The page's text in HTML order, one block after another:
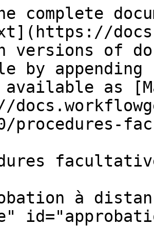
complete
versions of
by
as
procedures-
à